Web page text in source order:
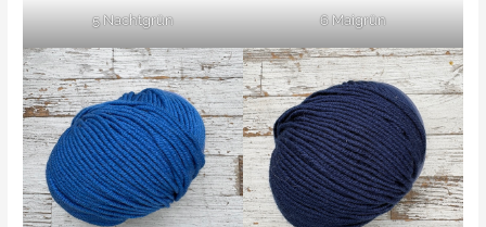
5 Nachtgrün 6 Maigrün